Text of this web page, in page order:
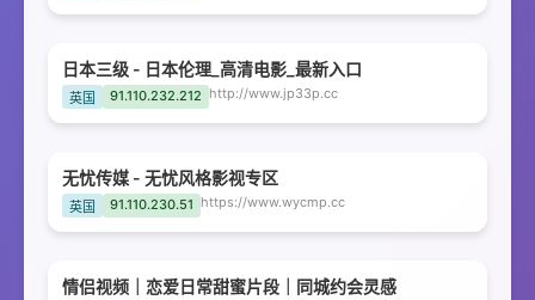
日本三级 - 日本伦理_高清电影_最新入口
英国 91.110.232.212 http://www.jp33p.cc
无忧传媒 - 无忧风格影视专区
英国 91.110.230.51 https://www.wycmp.cc
情侣视频｜恋爱日常甜蜜片段｜同城约会灵感